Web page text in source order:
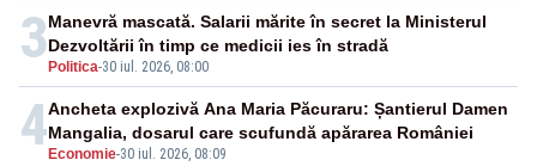
3 Politica-30 iul. 2026, 08:00
Manevră mascată. Salarii mărite în secret la Ministerul
Dezvoltării în timp ce medicii ies în stradă
4 Economie-30 iul. 2026, 08:09
Ancheta explozivă Ana Maria Păcuraru: Șantierul Damen
Mangalia, dosarul care scufundă apărarea României